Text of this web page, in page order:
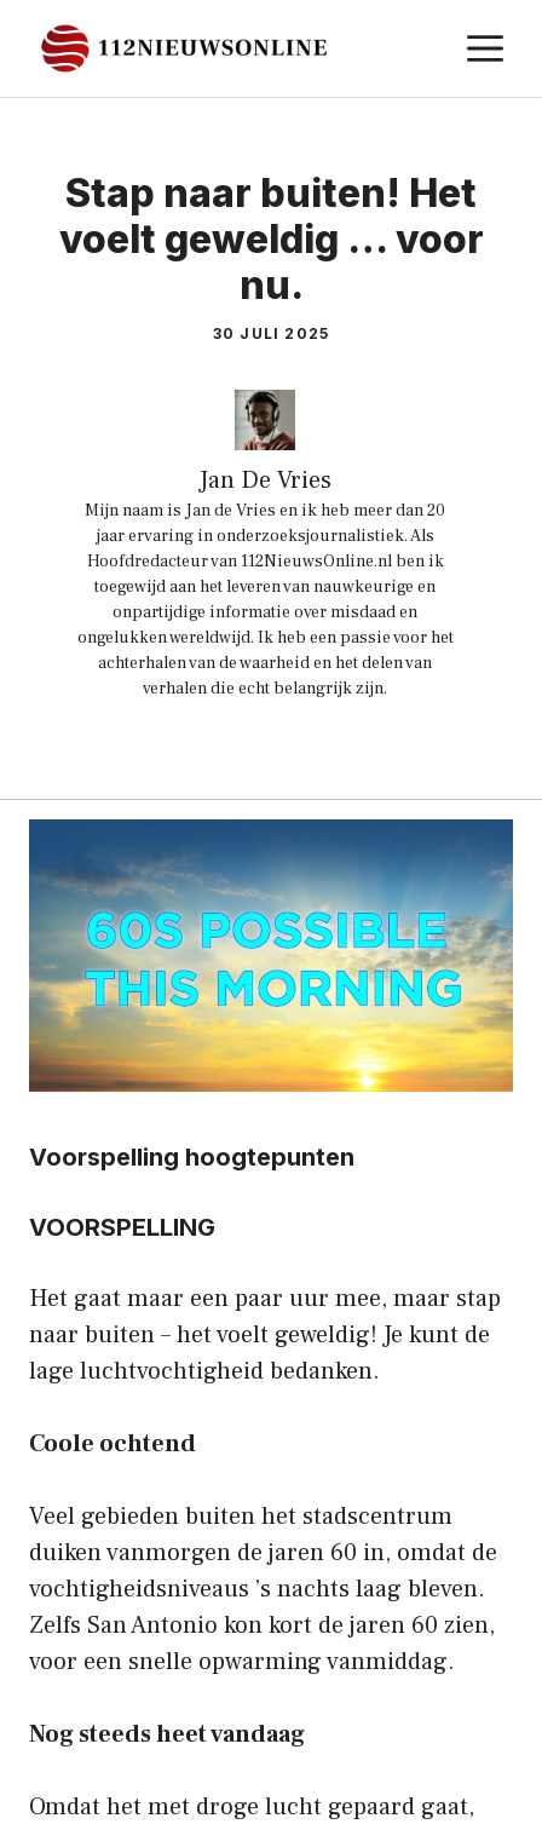
naar
de
Stap naar buiten! Het
voelt geweldig … voor
nu.
30 JULI 2025
Jan De Vries
Mijn naam is Jan de Vries en ik heb meer dan 20
jaar ervaring in onderzoeksjournalistiek. Als
Hoofdredacteur van 112NieuwsOnline.nl ben ik
toegewijd aan het leveren van nauwkeurige en
onpartijdige informatie over misdaad en
ongelukken wereldwijd. Ik heb een passie voor het
achterhalen van de waarheid en het delen van
verhalen die echt belangrijk zijn.
Voorspelling hoogtepunten
VOORSPELLING
Het gaat maar een paar uur mee, maar stap
naar buiten – het voelt geweldig! Je kunt de
lage luchtvochtigheid bedanken.
Coole ochtend
Veel gebieden buiten het stadscentrum
duiken vanmorgen de jaren 60 in, omdat de
vochtigheidsniveaus ’s nachts laag bleven.
Zelfs San Antonio kon kort de jaren 60 zien,
voor een snelle opwarming vanmiddag.
Nog steeds heet vandaag
Omdat het met droge lucht gepaard gaat,